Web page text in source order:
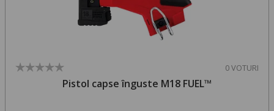
0 VOTURI
Pistol capse înguste M18 FUEL™